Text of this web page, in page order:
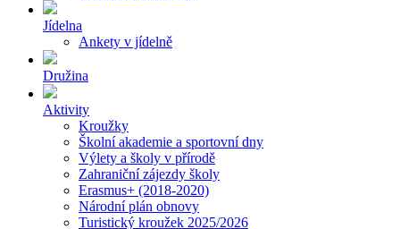
Jídelna
Ankety v jídelně
Družina
Aktivity
Kroužky
Školní akademie a sportovní dny
Výlety a školy v přírodě
Zahraniční zájezdy školy
Erasmus+ (2018-2020)
Národní plán obnovy
Turistický kroužek 2025/2026